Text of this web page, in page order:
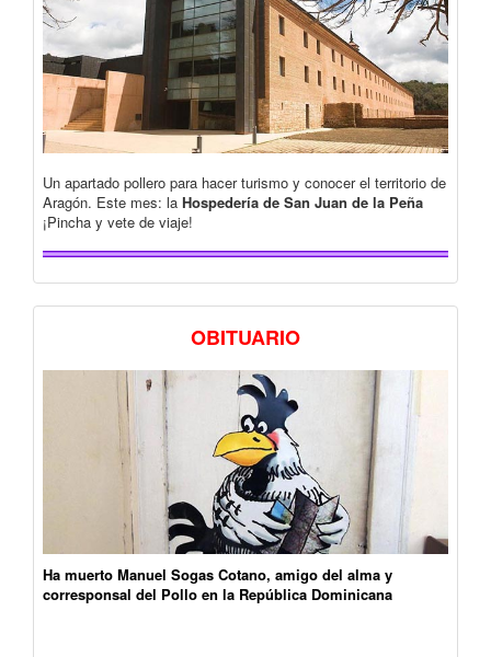
Un apartado pollero para hacer turismo y conocer el territorio de
Aragón. Este mes: la Hospedería de San Juan de la Peña
¡Pincha y vete de viaje!
OBITUARIO
Ha muerto Manuel Sogas Cotano, amigo del alma y
corresponsal del Pollo en la República Dominicana